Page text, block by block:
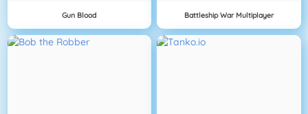
Gun Blood Battleship War Multiplayer